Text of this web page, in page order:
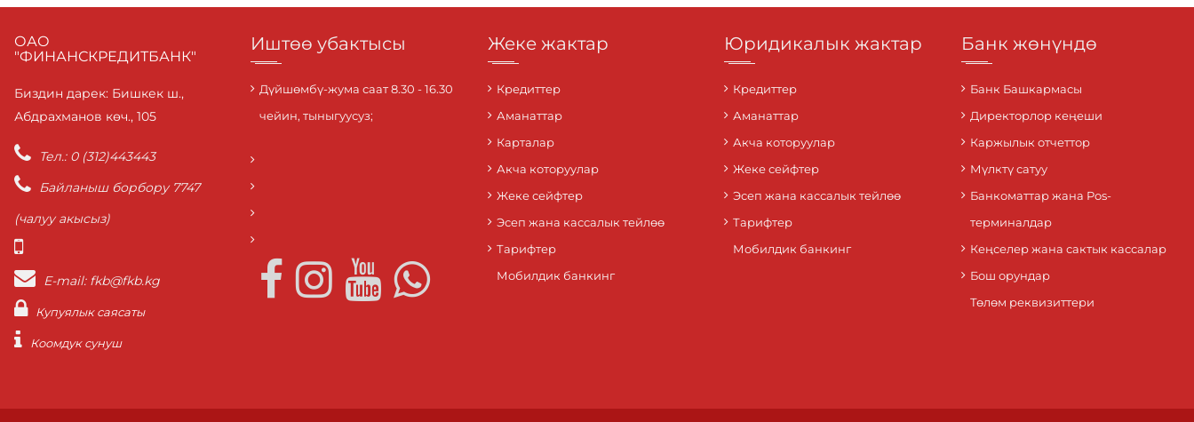
ОАО
"ФИНАНСКРЕДИТБАНК"
Биздин дарек: Бишкек ш.,
Абдрахманов көч., 105
Тел.: 0 (312)443443
Байланыш борбору 7747
(чалуу акысыз)
E-mail: fkb@fkb.kg
Купуялык саясаты
Коомдук сунуш
Иштөө убактысы
Дүйшөмбү-жума саат 8.30 - 16.30
чейин, тыныгуусуз;
Жеке жактар
Кредиттер
Аманаттар
Карталар
Акча которуулар
Жеке сейфтер
Эсеп жана кассалык тейлөө
Тарифтер
Мобилдик банкинг
Юридикалык жактар
Кредиттер
Аманаттар
Акча которуулар
Жеке сейфтер
Эсеп жана кассалык тейлөө
Тарифтер
Мобилдик банкинг
Банк жөнүндө
Банк Башкармасы
Директорлор кеңеши
Каржылык отчеттор
Мүлктү сатуу
Банкоматтар жана Pos-
терминалдар
Кеңселер жана сактык кассалар
Бош орундар
Төлөм реквизиттери